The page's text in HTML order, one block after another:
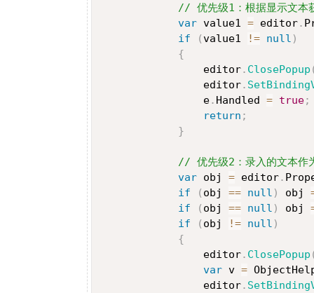
// 优先级1：根据显示文本
var value1 = editor.
if
(value1 != null )
{
                editor
. ClosePopup
                editor
.
                e
. Handled = true;
return ;
}
// 优先级2：录入的文本作
var obj = editor.
if
( obj == null ) obj
if
( obj == null ) obj
if
( obj != null )
{
                editor
. ClosePopup
var v =
                editor
.